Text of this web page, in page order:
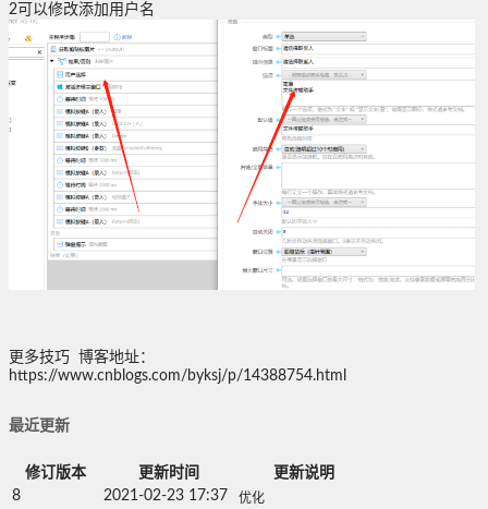
2可以修改添加用户名
更多技巧 博客地址：
https://www.cnblogs.com/byksj/p/14388754.html
最近更新
修订版本 更新时间
更新说明
8
2021-02-23 17:37 优化